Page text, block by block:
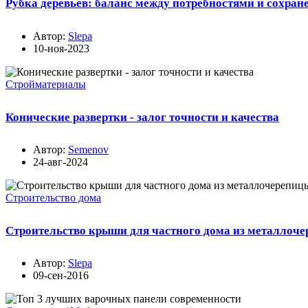
Рубка деревьев: баланс между потребностями и
Автор: Slepa
10-ноя-2023
Стройматериалы
Конические развертки - залог точности и качества
Автор: Semenov
24-авг-2024
Строительство дома
Строительство крыши для частного дома из
Автор: Slepa
09-сен-2016